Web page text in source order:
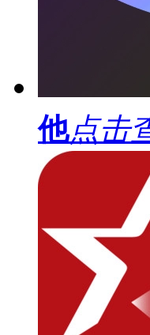
他点击